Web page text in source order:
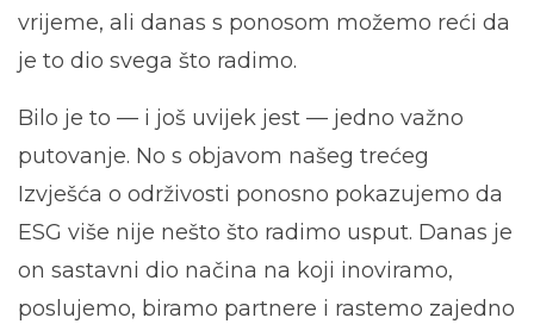
vrijeme, ali danas s ponosom možemo reći da
je to dio svega što radimo.
Bilo je to — i još uvijek jest — jedno važno
putovanje. No s objavom našeg trećeg
Izvješća o održivosti ponosno pokazujemo da
ESG više nije nešto što radimo usput. Danas je
on sastavni dio načina na koji inoviramo,
poslujemo, biramo partnere i rastemo zajedno